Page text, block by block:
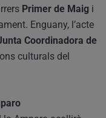
Primer de Maig i
Enguany, l’acte
Coordinadora de
culturals del